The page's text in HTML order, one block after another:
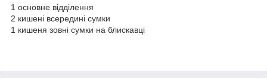
1 основне відділення
2 кишені всередині сумки
1 кишеня зовні сумки на блискавці